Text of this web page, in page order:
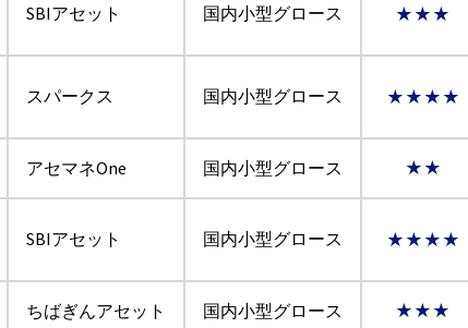
SBIアセット 国内小型グロース ★★★
スパークス 国内小型グロース ★★★★
アセマネOne 国内小型グロース ★★
SBIアセット 国内小型グロース ★★★★
ちばぎんアセット 国内小型グロース ★★★